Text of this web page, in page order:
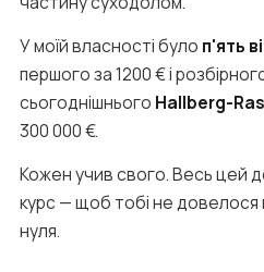
У моїй власності було п'ять
першого за 1200 € і
сьогоднішнього Hallberg-
300 000 €.
Кожен учив свого. Весь цей
курс — щоб тобі не
нуля.